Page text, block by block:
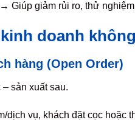
Giúp giảm rủi ro, thử
doanh
hàng (Open Order)
sản xuất sau.
dịch vụ, khách đặt cọc hoặc